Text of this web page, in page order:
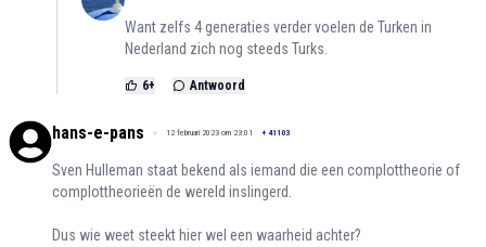
Want zelfs 4 generaties verder voelen de Turken in
Nederland zich nog steeds Turks.
6+ Antwoord
hans-e-pans 12 februari 2023 om 23:01 + 41103
Sven Hulleman staat bekend als iemand die een complottheorie of
complottheorieën de wereld inslingerd.
Dus wie weet steekt hier wel een waarheid achter?